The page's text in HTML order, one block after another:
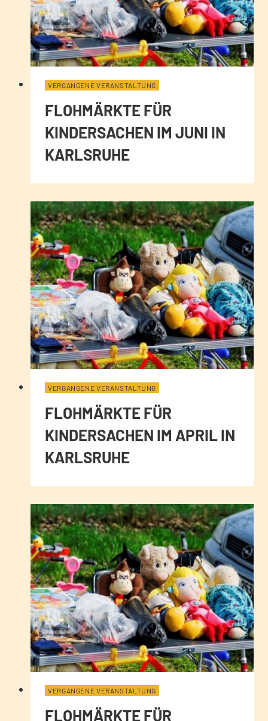
VERGANGENE VERANSTALTUNG
FLOHMÄRKTE FÜR
KINDERSACHEN IM JUNI IN
KARLSRUHE
VERGANGENE VERANSTALTUNG
FLOHMÄRKTE FÜR
KINDERSACHEN IM APRIL IN
KARLSRUHE
VERGANGENE VERANSTALTUNG
FLOHMÄRKTE FÜR